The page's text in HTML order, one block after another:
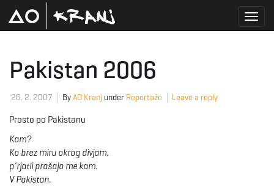
Pakistan 2006
26. 2. 2007 ByAO Kranj under Reportaže Leave a reply
Prosto po Pakistanu
Kam?
Ko brez miru okrog divjam,
p’rjatli prašajo me kam.
V Pakistan.